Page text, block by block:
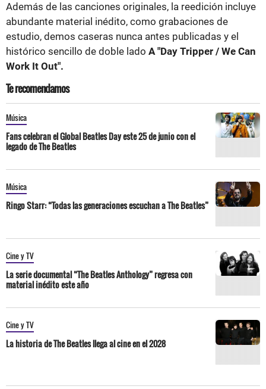
Además de las canciones originales, la reedición incluye
abundante material inédito, como grabaciones de
estudio, demos caseras nunca antes publicadas y el
histórico sencillo de doble lado A "Day Tripper / We Can
Work It Out".
Te recomendamos
Música
Fans celebran el Global Beatles Day este 25 de junio con el
legado de The Beatles
Música
Ringo Starr: “Todas las generaciones escuchan a The Beatles”
Cine y TV
La serie documental “The Beatles Anthology” regresa con
material inédito este año
Cine y TV
La historia de The Beatles llega al cine en el 2028